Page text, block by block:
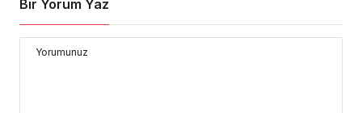
Bir Yorum Yaz
Yorumunuz